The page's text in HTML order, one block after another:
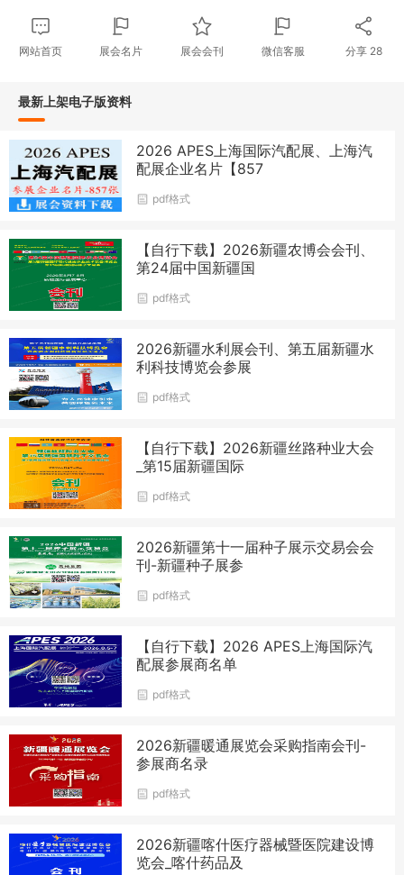
网站首页 展会名片 展会会刊 微信客服 分享 28
最新上架电子版资料
2026 APES上海国际汽配展、上海汽
配展企业名片【857
pdf格式
【自行下载】2026新疆农博会会刊、
第24届中国新疆国
pdf格式
2026新疆水利展会刊、第五届新疆水
利科技博览会参展
pdf格式
【自行下载】2026新疆丝路种业大会
_第15届新疆国际
pdf格式
2026新疆第十一届种子展示交易会会
刊-新疆种子展参
pdf格式
【自行下载】2026 APES上海国际汽
配展参展商名单
pdf格式
2026新疆暖通展览会采购指南会刊-
参展商名录
pdf格式
2026新疆喀什医疗器械暨医院建设博
览会_喀什药品及